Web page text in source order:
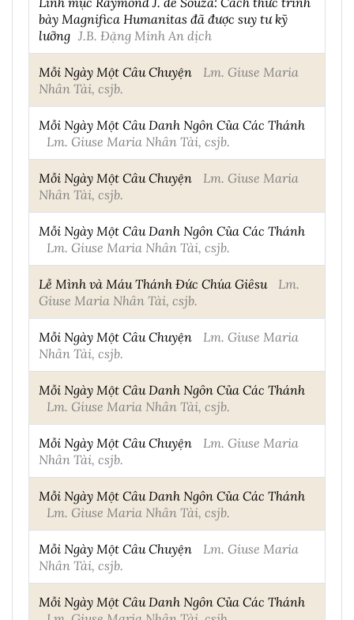
bày Magnifica Humanitas đã được suy tư kỹ
lưỡng J.B. Đặng Minh An dịch
Mỗi Ngày Một Câu Chuyện
Lm. Giuse Maria
Nhân Tài, csjb.
Mỗi Ngày Một Câu Danh Ngôn Của Các Thánh
Lm. Giuse Maria Nhân Tài, csjb.
Mỗi Ngày Một Câu Chuyện
Lm. Giuse Maria
Nhân Tài, csjb.
Mỗi Ngày Một Câu Danh Ngôn Của Các Thánh
Lm. Giuse Maria Nhân Tài, csjb.
Lễ Mình và Máu Thánh Đức Chúa Giêsu
Lm.
Giuse Maria Nhân Tài, csjb.
Mỗi Ngày Một Câu Chuyện
Lm. Giuse Maria
Nhân Tài, csjb.
Mỗi Ngày Một Câu Danh Ngôn Của Các Thánh
Lm. Giuse Maria Nhân Tài, csjb.
Mỗi Ngày Một Câu Chuyện
Lm. Giuse Maria
Nhân Tài, csjb.
Mỗi Ngày Một Câu Danh Ngôn Của Các Thánh
Lm. Giuse Maria Nhân Tài, csjb.
Mỗi Ngày Một Câu Chuyện
Lm. Giuse Maria
Nhân Tài, csjb.
Mỗi Ngày Một Câu Danh Ngôn Của Các Thánh